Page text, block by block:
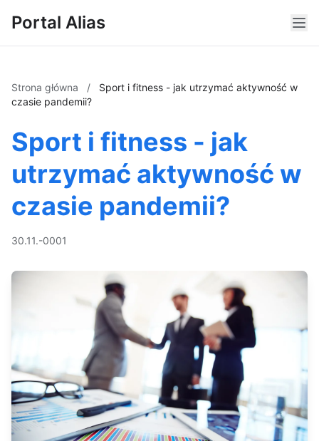
Portal Alias
Strona główna /
Sport i fitness - jak utrzymać aktywność w
czasie pandemii?
Sport i fitness - jak
utrzymać aktywność w
czasie pandemii?
30.11.-0001